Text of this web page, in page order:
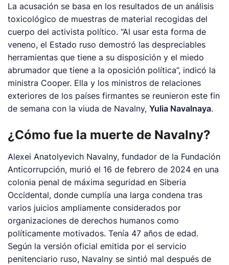
La acusación se basa en los resultados de un análisis
toxicológico de muestras de material recogidas del
cuerpo del activista político. “Al usar esta forma de
veneno, el Estado ruso demostró las despreciables
herramientas que tiene a su disposición y el miedo
abrumador que tiene a la oposición política”, indicó la
ministra Cooper. Ella y los ministros de relaciones
exteriores de los países firmantes se reunieron este fin
de semana con la viuda de Navalny,Yulia Navalnaya.
¿Cómo fue la muerte de Navalny?
Alexei Anatolyevich Navalny, fundador de la Fundación
Anticorrupción, murió el 16 de febrero de 2024 en una
colonia penal de máxima seguridad en Siberia
Occidental, donde cumplía una larga condena tras
varios juicios ampliamente considerados por
organizaciones de derechos humanos como
políticamente motivados. Tenía 47 años de edad.
Según la versión oficial emitida por el servicio
penitenciario ruso, Navalny se sintió mal después de